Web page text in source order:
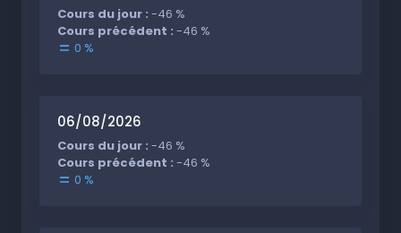
Cours du jour : -46 %
Cours précédent : -46 %
0 %
06/08/2026
Cours du jour : -46 %
Cours précédent : -46 %
0 %